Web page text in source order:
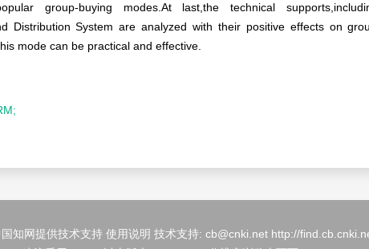
group-buying modes.At last,the technical
Distribution System are analyzed with their positive effects on
mode can be practical and effective.
知网提供技术支持 使用说明 技术支持: cb@cnki.net http://